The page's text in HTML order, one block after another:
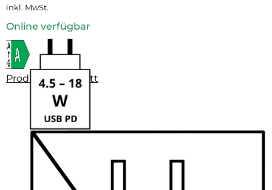
inkl. MwSt.
Online verfügbar
Produktdatenblatt